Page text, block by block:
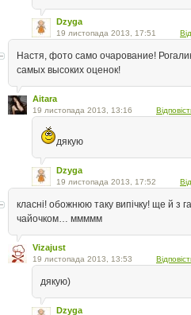
Dzyga
19 листопада 2013, 17:51
Настя, фото само очарование!
самых высоких оценок!
Aitara
19 листопада 2013, 13:16
дякую
Dzyga
19 листопада 2013, 17:52
класні! обожнюю таку випічку! ще й з
чайочком… ммммм
Vizajust
19 листопада 2013, 13:53
дякую)
Dzyga